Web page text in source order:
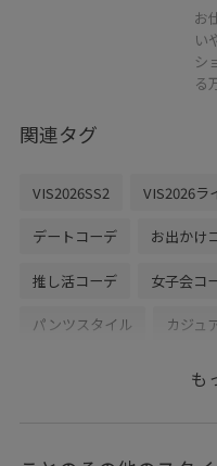
お
い
シ
る
関連タグ
VIS2026SS2 VIS2026ラ
デートコーデ お出かけ
推し活コーデ 女子会コ
パンツスタイル カジュ
イエ
テーラードジャケット
も